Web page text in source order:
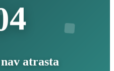
4
atrasta